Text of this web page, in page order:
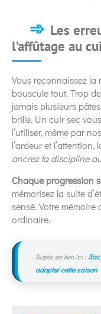
Les
l’affûtage au
Vous reconnaissez la
bouscule tout. Trop
jamais plusieurs
brille. Un cuir sec
l’utiliser, même par
l’ardeur et
ancrez la discipline
Chaque progression
mémorisez la suite
sensé. Votre
ordinaire.
Sujets en lien ici :
adopter cette saison